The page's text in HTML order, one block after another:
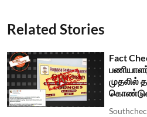
Related Stories
Fact
முதலில்